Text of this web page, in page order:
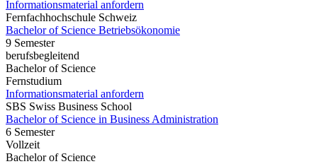
Informationsmaterial anfordern
Fernfachhochschule Schweiz
Bachelor of Science Betriebsökonomie
9 Semester
berufsbegleitend
Bachelor of Science
Fernstudium
Informationsmaterial anfordern
SBS Swiss Business School
Bachelor of Science in Business Administration
6 Semester
Vollzeit
Bachelor of Science